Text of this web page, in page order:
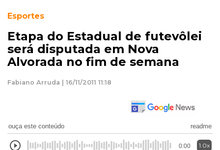
Esportes
Etapa do Estadual de futevôlei
será disputada em Nova
Alvorada no fim de semana
Fabiano Arruda | 16/11/2011 11:18
ouça este conteúdo readme
0:00 1.0x